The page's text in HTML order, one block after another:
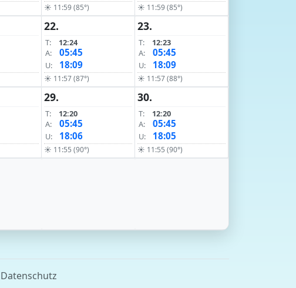
☀ 11:59 (85°) ☀ 11:59 (85°)
22.
T:
12:24
A:
05:45
U: 18:09
☀ 11:57 (87°)
23.
T:
12:23
A:
05:45
U: 18:09
☀ 11:57 (88°)
29.
T:
12:20
A:
05:45
U: 18:06
☀ 11:55 (90°)
30.
T:
12:20
A:
05:45
U: 18:05
☀ 11:55 (90°)
Datenschutz